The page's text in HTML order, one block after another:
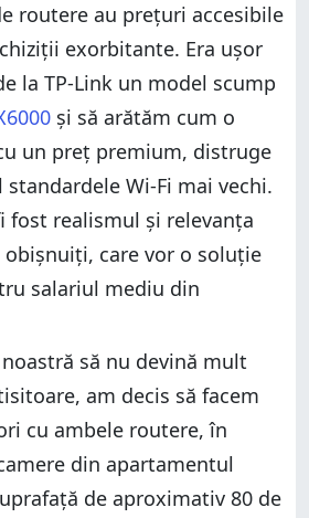
routere au prețuri accesibile
exorbitante. Era ușor
la TP-Link un model scump
și să arătăm cum o
un preț premium, distruge
Wi-Fi mai vechi.
fost realismul și relevanța
care vor o soluție
salariul mediu din
să nu devină mult
am decis să facem
cu ambele routere, în
din apartamentul
de aproximativ 80 de